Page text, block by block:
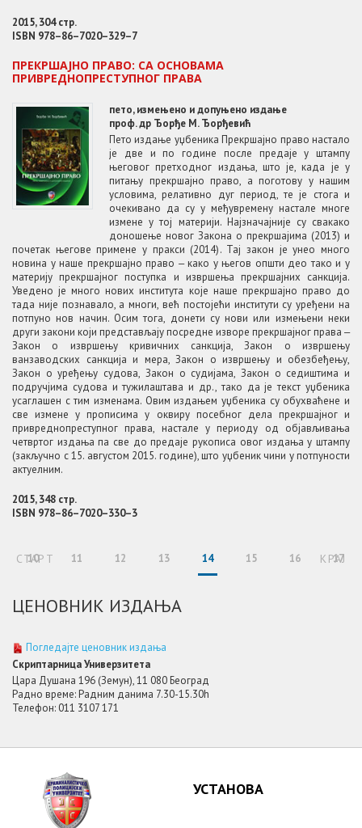
2015, 304 стр.
ISBN 978–86–7020–329–7
ПРЕКРШАЈНО ПРАВО: СА ОСНОВАМА
ПРИВРЕДНОПРЕСТУПНОГ ПРАВА
пето, измењено и допуњено издање
проф. др Ђорђе М. Ђорђевић
Пето издање уџбеника Прекршајно право настало
је две и по године после предаје у штампу
његовог претходног издања, што је, када је у
питању прекршајно право, а поготову у нашим
условима, релативно дуг период, те је стога и
очекивано да су у међувремену настале многе
измене у тој материји. Најзначајније су свакако
доношење новог Закона о прекршајима (2013) и
почетак његове примене у пракси (2014). Тај закон је унео много
новина у наше прекршајно право ‒ како у његов општи део тако и у
материју прекршајног поступка и извршења прекршајних санкција.
Уведено је много нових института које наше прекршајно право до
тада није познавало, а многи, већ постојећи институти су уређени на
потпуно нов начин. Осим тога, донети су нови или измењени неки
други закони који представљају посредне изворе прекршајног права ‒
Закон о извршењу кривичних санкција, Закон о извршењу
ванзаводских санкција и мера, Закон о извршењу и обезбеђењу,
Закон о уређењу судова, Закон о судијама, Закон о седиштима и
подручјима судова и тужилаштава и др., тако да је текст уџбеника
усаглашен с тим изменама. Овим издањем уџбеника су обухваћене и
све измене у прописима у оквиру посебног дела прекршајног и
привреднопреступног права, настале у периоду од објављивања
четвртог издања па све до предаје рукописа овог издања у штампу
(закључно с 15. августом 2015. године), што уџбеник чини у потпуности
актуелним.
2015, 348 стр.
ISBN 978–86–7020–330–3
СТАРТ
10 11 12 13 14 15 16 17
КРАЈ
ЦЕНОВНИК ИЗДАЊА
Погледајте ценовник издања
Скриптарница Универзитета
Цара Душана 196 (Земун), 11 080 Београд
Радно време: Радним данима 7.30-15.30h
Телефон: 011 3107 171
УСТАНОВА